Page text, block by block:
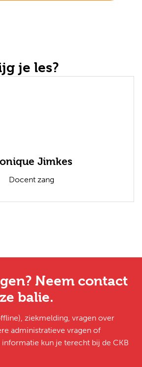
je les?
Jimkes
Docent zang
Neem contact
balie.
ziekmelding, vragen over
administratieve vragen of
kun je terecht bij de CKB